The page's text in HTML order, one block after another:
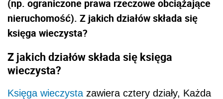
(np. ograniczone prawa rzeczowe obciążające
nieruchomość). Z jakich działów składa się
księga wieczysta?
Z jakich działów składa się księga
wieczysta?
Księga wieczysta zawiera cztery działy, Każda